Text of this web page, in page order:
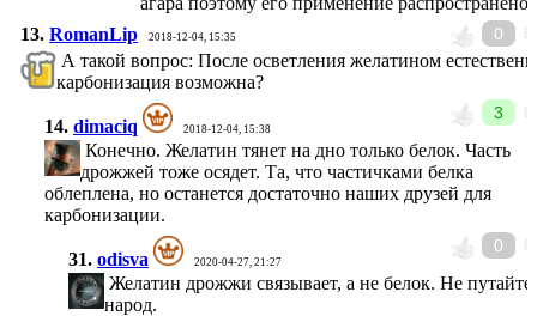
0
13. RomanLip 2018-12-04, 15:35
А такой вопрос: После осветления желатином
карбонизация возможна?
3
14. dimaciq 2018-12-04, 15:38
Конечно. Желатин тянет на дно только белок. Часть
дрожжей тоже осядет. Та, что частичками белка
облеплена, но останется достаточно наших друзей для
карбонизации.
0
31. odisva 2020-04-27, 21:27
Желатин дрожжи связывает, а не белок. Не путайте
народ.